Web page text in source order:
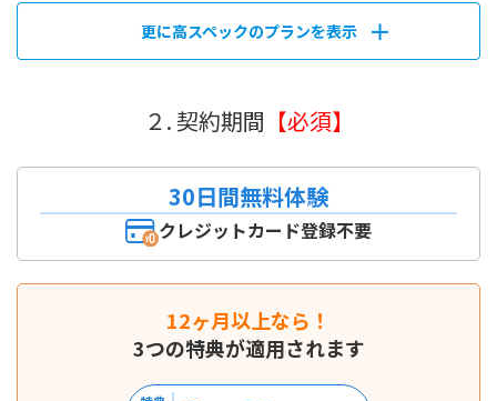
更に高スペックのプランを表示
２. 契約期間 【必須】
30日間無料体験
クレジットカード登録不要
12ヶ月以上なら！
3つの特典が適用されます